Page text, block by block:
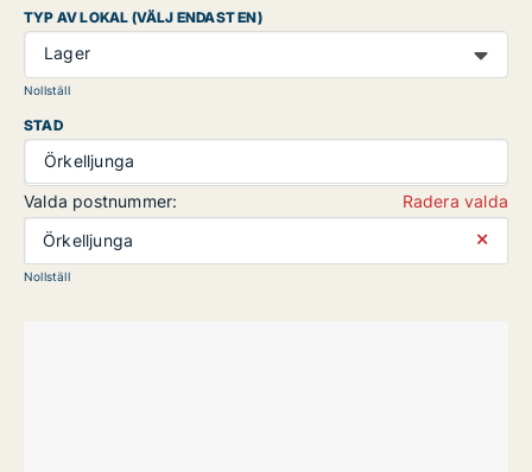
TYP AV LOKAL (VÄLJ ENDAST EN)
Lager
Nollställ
STAD
Örkelljunga
Valda postnummer:
Radera valda
Örkelljunga
⨯
Nollställ